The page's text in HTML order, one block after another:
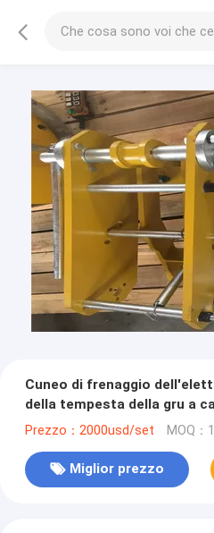
Cuneo di frenaggio
della tempesta della gru a
Prezzo：2000usd/set MOQ：
Miglior prezzo